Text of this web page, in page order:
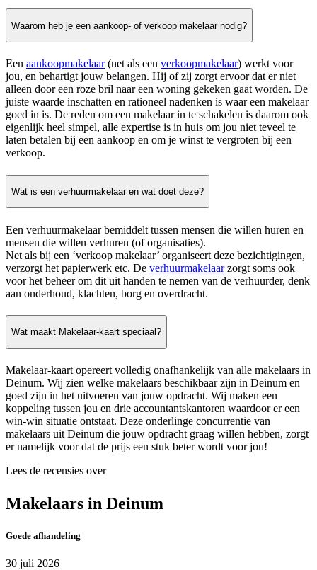
Waarom heb je een aankoop- of verkoop makelaar nodig?
Een aankoopmakelaar(net als een verkoopmakelaar) werkt voor
jou, en behartigt jouw belangen. Hij of zij zorgt ervoor dat er niet
alleen door een roze bril naar een woning gekeken gaat worden. De
juiste waarde inschatten en rationeel nadenken is waar een makelaar
goed in is. De reden om een makelaar in te schakelen is daarom ook
eigenlijk heel simpel, alle expertise is in huis om jou niet teveel te
laten betalen bij een aankoop en om je winst te vergroten bij een
verkoop.
Wat is een verhuurmakelaar en wat doet deze?
Een verhuurmakelaar bemiddelt tussen mensen die willen huren en
mensen die willen verhuren (of organisaties).
Net als bij een ‘verkoop makelaar’ organiseert deze bezichtigingen,
verzorgt het papierwerk etc. De verhuurmakelaarzorgt soms ook
voor het beheer om dit uit handen te nemen van de verhuurder, denk
aan onderhoud, klachten, borg en overdracht.
Wat maakt Makelaar-kaart speciaal?
Makelaar-kaart opereert volledig onafhankelijk van alle makelaars in
Deinum. Wij zien welke makelaars beschikbaar zijn in Deinum en
goed zijn in het uitvoeren van jouw opdracht. Wij maken een
koppeling tussen jou en drie accountantskantoren waardoor er een
win-win situatie ontstaat. Deze onderlinge concurrentie van
makelaars uit Deinum die jouw opdracht graag willen hebben, zorgt
er namelijk voor dat de prijs een stuk beter wordt voor jou!
Lees de recensies over
Makelaars in Deinum
Goede afhandeling
30 juli 2026